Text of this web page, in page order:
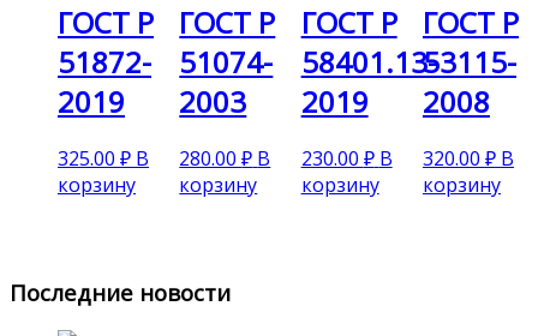
ГОСТ Р
51872-
2019
325.00 ₽ В
корзину
ГОСТ Р
51074-
2003
280.00₽ В
корзину
ГОСТ Р
58401.13-
2019
230.00 ₽ В
корзину
ГОСТ Р
53115-
2008
320.00 ₽ В
корзину
Последние новости